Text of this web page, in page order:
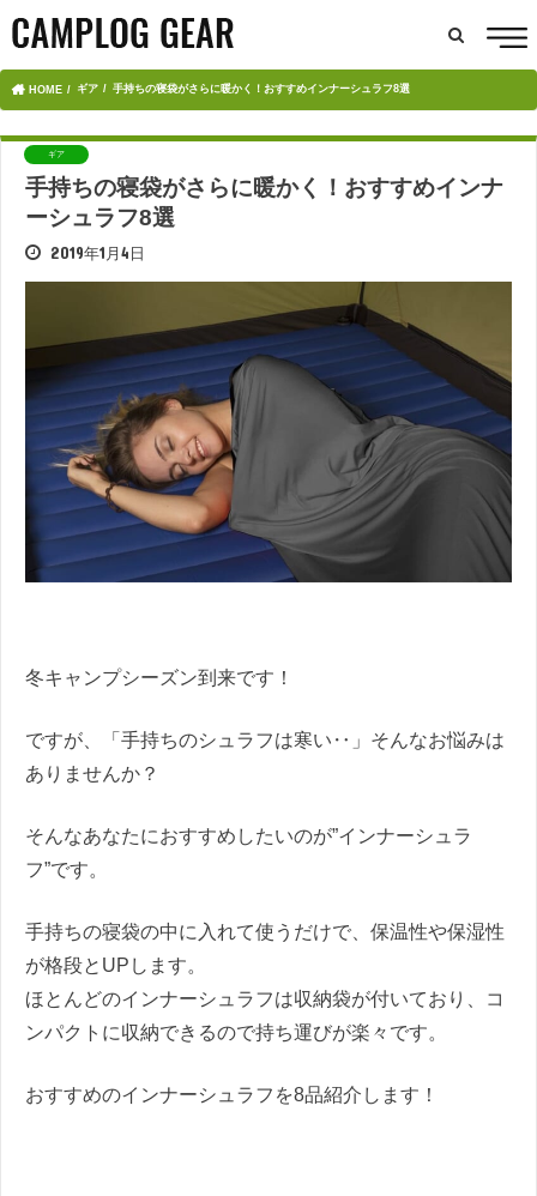
HOME ギア 手持ちの寝袋がさらに暖かく！おすすめインナーシュラフ8選
ギア
手持ちの寝袋がさらに暖かく！おすすめインナ
ーシュラフ8選
2019年1月4日
冬キャンプシーズン到来です！
ですが、「手持ちのシュラフは寒い‥」そんなお悩みは
ありませんか？
そんなあなたにおすすめしたいのが”インナーシュラ
フ”です。
手持ちの寝袋の中に入れて使うだけで、保温性や保湿性
が格段とUPします。
ほとんどのインナーシュラフは収納袋が付いており、コ
ンパクトに収納できるので持ち運びが楽々です。
おすすめのインナーシュラフを8品紹介します！